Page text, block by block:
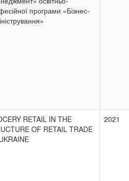
програми «Бізнес-
RETAIL IN THE
OF RETAIL TRADE
2021